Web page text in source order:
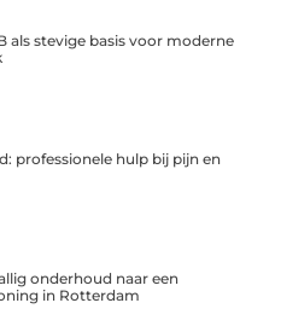
als stevige basis voor moderne
professionele hulp bij pijn en
onderhoud naar een
in Rotterdam